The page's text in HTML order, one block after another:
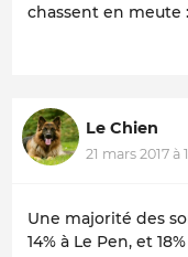
chassent en meute
Le Chien
21 mars 2017 à
Une majorité des
14% à Le Pen, et